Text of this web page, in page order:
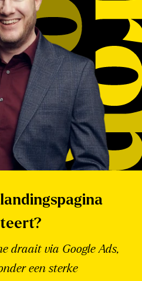
draait via Google Ads,
een sterke